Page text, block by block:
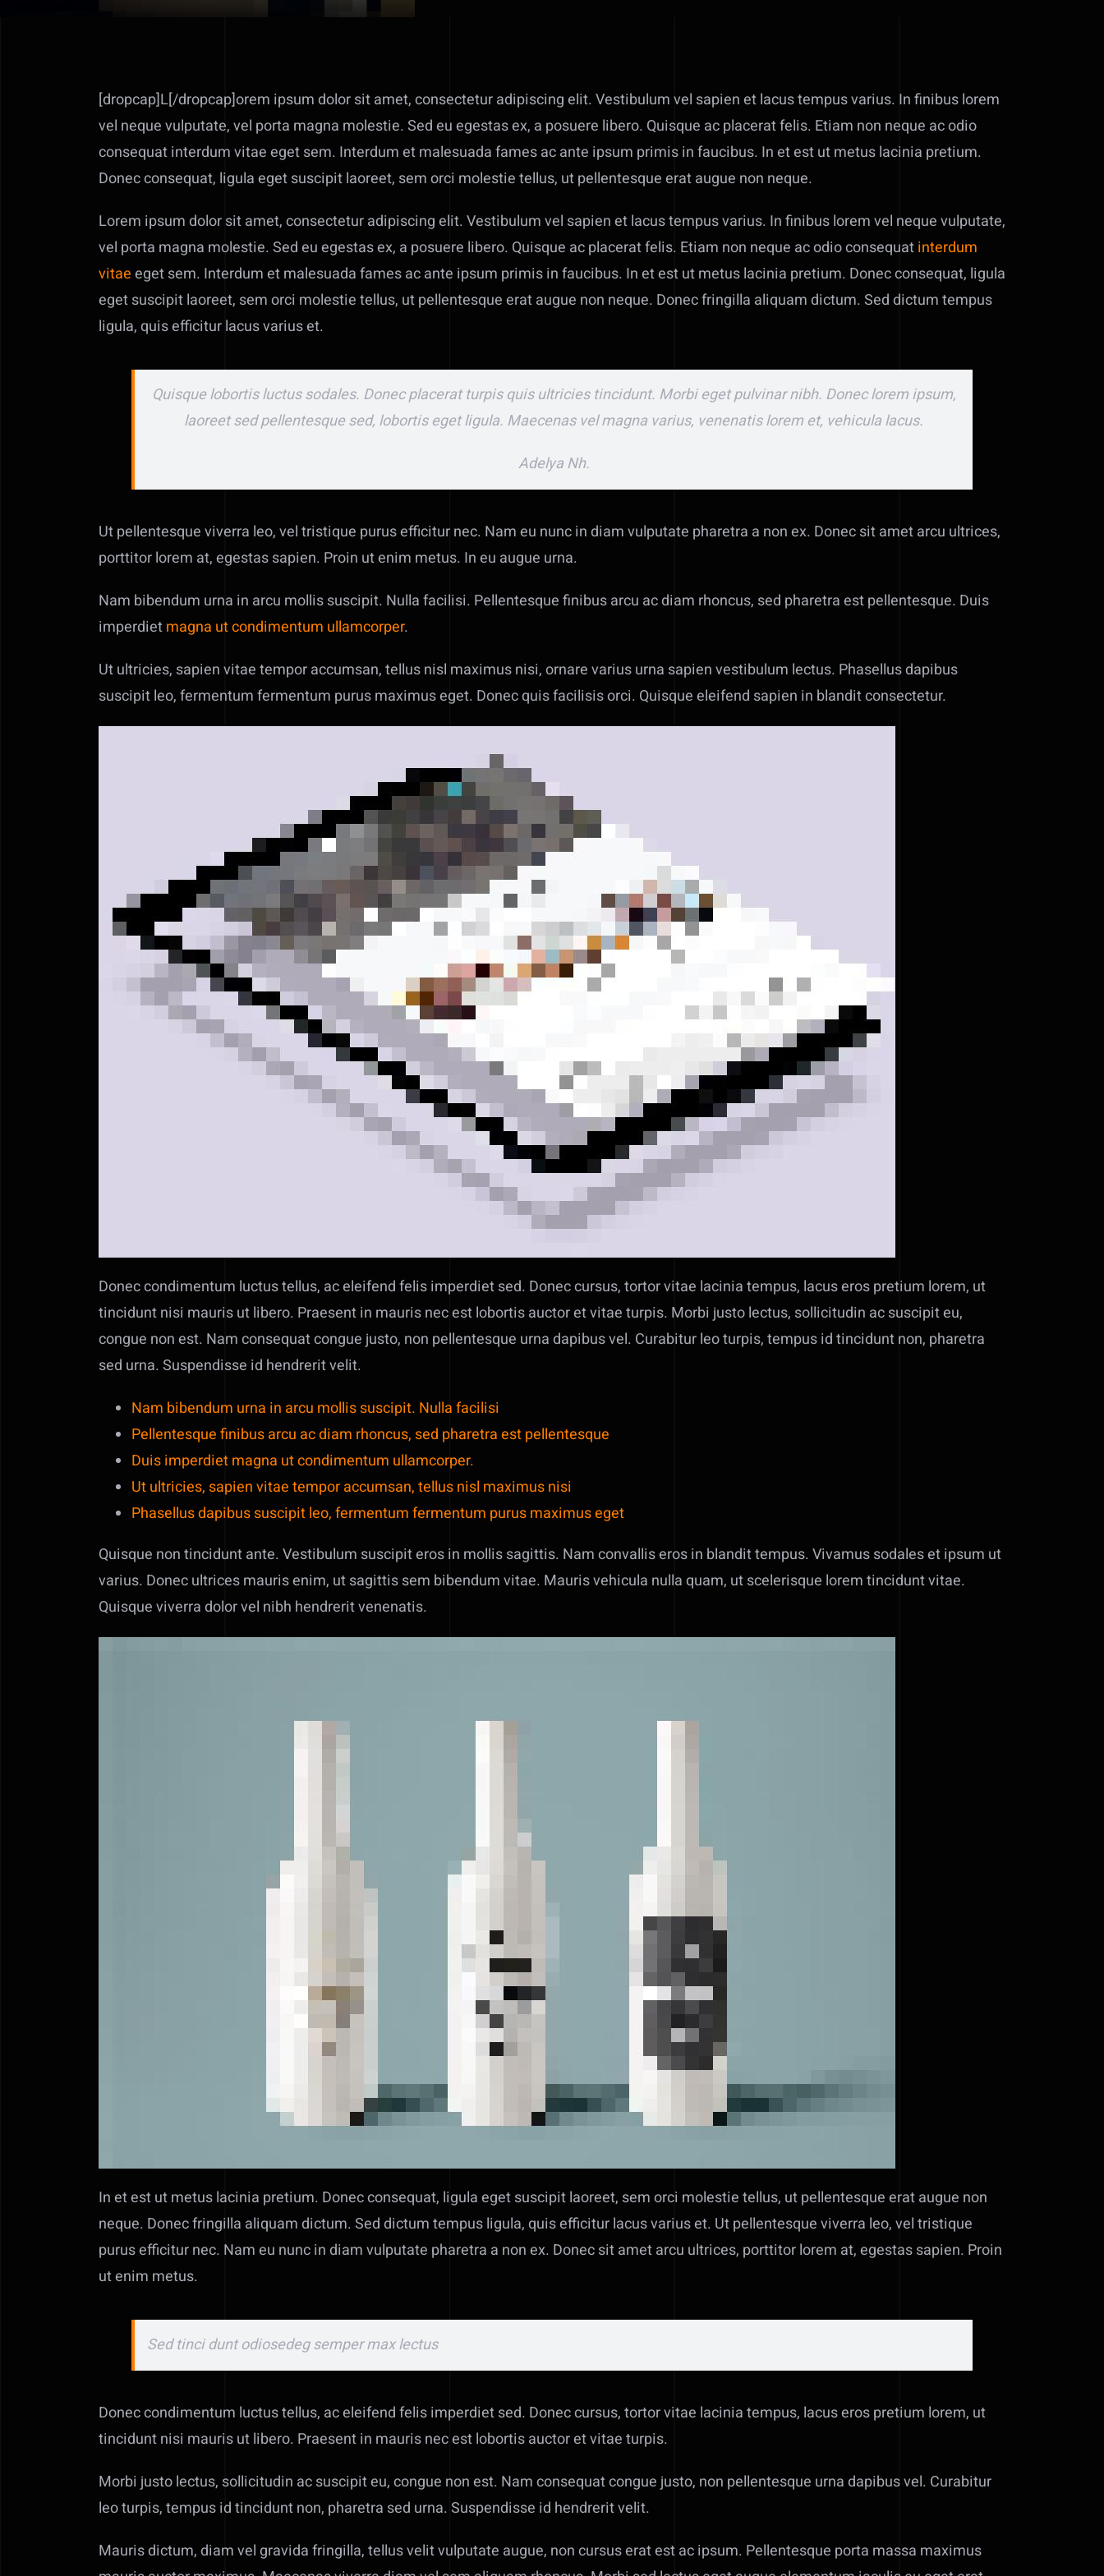
[dropcap]L[/dropcap]orem ipsum dolor sit amet, consectetur adipiscing elit. Vestibulum vel sapien et lacus tempus varius. In finibus lorem
vel neque vulputate, vel porta magna molestie. Sed eu egestas ex, a posuere libero. Quisque ac placerat felis. Etiam non neque ac odio
consequat interdum vitae eget sem. Interdum et malesuada fames ac ante ipsum primis in faucibus. In et est ut metus lacinia pretium.
Donec consequat, ligula eget suscipit laoreet, sem orci molestie tellus, ut pellentesque erat augue non neque.
Lorem ipsum dolor sit amet, consectetur adipiscing elit. Vestibulum vel sapien et lacus tempus varius. In finibus lorem vel neque vulputate,
vel porta magna molestie. Sed eu egestas ex, a posuere libero. Quisque ac placerat felis. Etiam non neque ac odio consequatinterdum
vitaeeget sem. Interdum et malesuada fames ac ante ipsum primis in faucibus. In et est ut metus lacinia pretium. Donec consequat, ligula
eget suscipit laoreet, sem orci molestie tellus, ut pellentesque erat augue non neque. Donec fringilla aliquam dictum. Sed dictum tempus
ligula, quis efficitur lacus varius et.
Quisque lobortis luctus sodales. Donec placerat turpis quis ultricies tincidunt. Morbi eget pulvinar nibh. Donec lorem ipsum,
laoreet sed pellentesque sed, lobortis eget ligula. Maecenas vel magna varius, venenatis lorem et, vehicula lacus.
Adelya Nh.
Ut pellentesque viverra leo, vel tristique purus efficitur nec. Nam eu nunc in diam vulputate pharetra a non ex. Donec sit amet arcu ultrices,
porttitor lorem at, egestas sapien. Proin ut enim metus. In eu augue urna.
Nam bibendum urna in arcu mollis suscipit. Nulla facilisi. Pellentesque finibus arcu ac diam rhoncus, sed pharetra est pellentesque. Duis
imperdietmagna ut condimentum ullamcorper.
Ut ultricies, sapien vitae tempor accumsan, tellus nisl maximus nisi, ornare varius urna sapien vestibulum lectus. Phasellus dapibus
suscipit leo, fermentum fermentum purus maximus eget. Donec quis facilisis orci. Quisque eleifend sapien in blandit consectetur.
Donec condimentum luctus tellus, ac eleifend felis imperdiet sed. Donec cursus, tortor vitae lacinia tempus, lacus eros pretium lorem, ut
tincidunt nisi mauris ut libero. Praesent in mauris nec est lobortis auctor et vitae turpis. Morbi justo lectus, sollicitudin ac suscipit eu,
congue non est. Nam consequat congue justo, non pellentesque urna dapibus vel. Curabitur leo turpis, tempus id tincidunt non, pharetra
sed urna. Suspendisse id hendrerit velit.
Nam bibendum urna in arcu mollis suscipit. Nulla facilisi
Pellentesque finibus arcu ac diam rhoncus, sed pharetra est pellentesque
Duis imperdiet magna ut condimentum ullamcorper.
Ut ultricies, sapien vitae tempor accumsan, tellus nisl maximus nisi
Phasellus dapibus suscipit leo, fermentum fermentum purus maximus eget
Quisque non tincidunt ante. Vestibulum suscipit eros in mollis sagittis. Nam convallis eros in blandit tempus. Vivamus sodales et ipsum ut
varius. Donec ultrices mauris enim, ut sagittis sem bibendum vitae. Mauris vehicula nulla quam, ut scelerisque lorem tincidunt vitae.
Quisque viverra dolor vel nibh hendrerit venenatis.
In et est ut metus lacinia pretium. Donec consequat, ligula eget suscipit laoreet, sem orci molestie tellus, ut pellentesque erat augue non
neque. Donec fringilla aliquam dictum. Sed dictum tempus ligula, quis efficitur lacus varius et. Ut pellentesque viverra leo, vel tristique
purus efficitur nec. Nam eu nunc in diam vulputate pharetra a non ex. Donec sit amet arcu ultrices, porttitor lorem at, egestas sapien. Proin
ut enim metus.
Sed tinci dunt odiosedeg semper max lectus
Donec condimentum luctus tellus, ac eleifend felis imperdiet sed. Donec cursus, tortor vitae lacinia tempus, lacus eros pretium lorem, ut
tincidunt nisi mauris ut libero. Praesent in mauris nec est lobortis auctor et vitae turpis.
Morbi justo lectus, sollicitudin ac suscipit eu, congue non est. Nam consequat congue justo, non pellentesque urna dapibus vel. Curabitur
leo turpis, tempus id tincidunt non, pharetra sed urna. Suspendisse id hendrerit velit.
Mauris dictum, diam vel gravida fringilla, tellus velit vulputate augue, non cursus erat est ac ipsum. Pellentesque porta massa maximus